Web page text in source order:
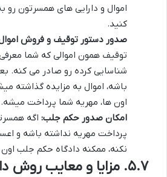
اموال و دارایی های همسرتون رو
کنید.
صدور دستور توقیف و فروش
توقیف همون اموالی که شما معرفی
شناسایی کرده رو صادر می کنه.
باشه، اموال به مزایده گذاشته
اون ها، مهریه شما پرداخت میشه.
امکان صدور حکم جلب: اگه
پرداخت مهریه نداشته باشه و
نکنه، ممکنه دادگاه حکم جلب
۵.۷. مزایا و معایب روش دادگاهی